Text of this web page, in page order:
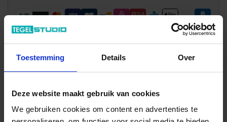
Toestemming Details Over
Deze website maakt gebruik van cookies
We gebruiken cookies om content en advertenties te
Di – Vr 09.00 – 18.00
Za 10.00 – 15.00